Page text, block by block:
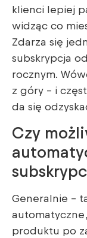
klienci lepiej
widząc co
Zdarza się
subskrypcja
rocznym.
z góry – i
da się
Czy
Generalnie –
produktu po